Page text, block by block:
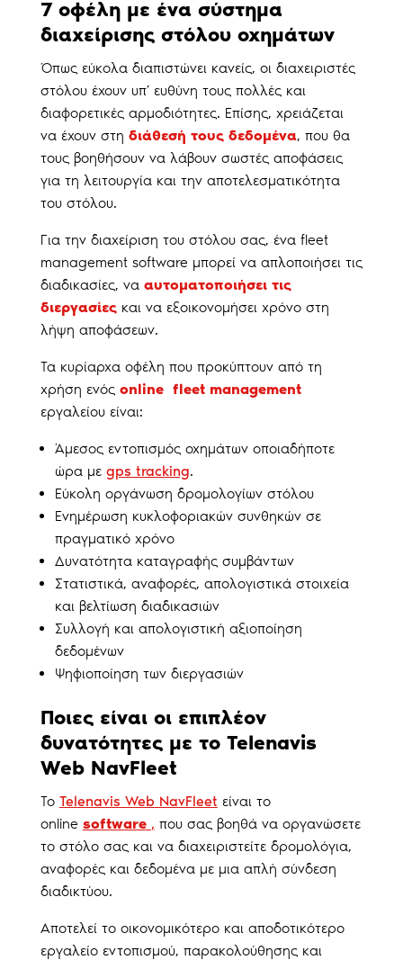
7 οφέλη με ένα σύστημα
διαχείρισης στόλου οχημάτων
Όπως εύκολα διαπιστώνει κανείς, οι διαχειριστές
στόλου έχουν υπ’ ευθύνη τους πολλές και
διαφορετικές αρμοδιότητες. Επίσης, χρειάζεται
να έχουν στη διάθεσή τους δεδομένα, που θα
τους βοηθήσουν να λάβουν σωστές αποφάσεις
για τη λειτουργία και την αποτελεσματικότητα
του στόλου.
Για την διαχείριση του στόλου σας, ένα fleet
management software μπορεί να απλοποιήσει τις
διαδικασίες, να αυτοματοποιήσει τις
διεργασίεςκαι να εξοικονομήσει χρόνο στη
λήψη αποφάσεων.
Τα κυρίαρχα οφέλη που προκύπτουν από τη
χρήση ενός online fleet management
εργαλείου είναι:
Άμεσος εντοπισμός οχημάτων οποιαδήποτε
ώρα με gps tracking.
Εύκολη οργάνωση δρομολογίων στόλου
Ενημέρωση κυκλοφοριακών συνθηκών σε
πραγματικό χρόνο
Δυνατότητα καταγραφής συμβάντων
Στατιστικά, αναφορές, απολογιστικά στοιχεία
και βελτίωση διαδικασιών
Συλλογή και απολογιστική αξιοποίηση
δεδομένων
Ψηφιοποίηση των διεργασιών
Ποιες είναι οι επιπλέον
δυνατότητες με το Telenavis
Web NavFleet
Το Telenavis Web NavFleet είναι το
online software ,που σας βοηθά να οργανώσετε
το στόλο σας και να διαχειριστείτε δρομολόγια,
αναφορές και δεδομένα με μια απλή σύνδεση
διαδικτύου.
Αποτελεί το οικονομικότερο και αποδοτικότερο
εργαλείο εντοπισμού, παρακολούθησης και